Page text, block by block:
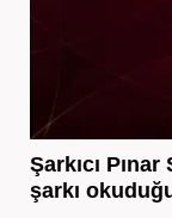
Şarkıcı
şarkı